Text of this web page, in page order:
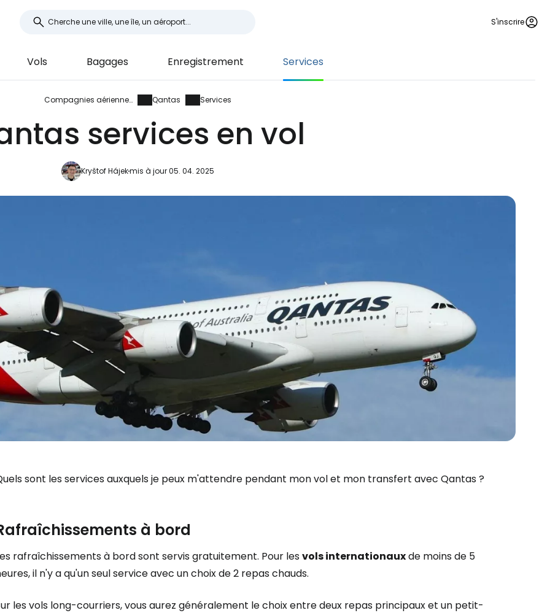
S'inscrire
Vols Bagages Enregistrement Services
Compagnies aériennes Qantas Services
services en vol
Kryštof Hájekmis à jour 05. 04. 2025
sont les services auxquels je peux m'attendre pendant mon vol et mon transfert avec Qantas ?
à bord
rafraîchissements à bord sont servis gratuitement. Pour lesvols internationauxde moins de 5
il n'y a qu'un seul service avec un choix de 2 repas chauds.
les vols long-courriers, vous aurez généralement le choix entre deux repas principaux et un petit-